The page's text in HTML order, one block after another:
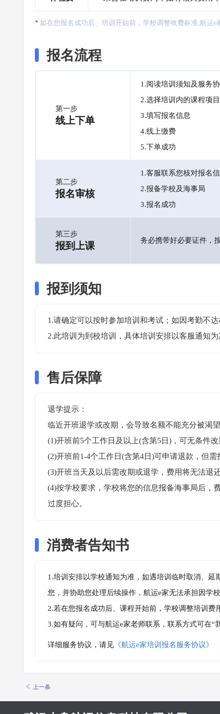
如在您报名成功后、培训开始前，学校调整收费标准,航运
报名流程
第一步
线上下单
1.阅读培训须知及服务
2.选择培训内的课程项目
3.填写报名信息
4.线上缴费
5.下单成功
第二步
报名审核
1.客服联系您核对报名
2.报备学校及海事局
3.报名成功
第三步
报到上课 务必携带好必要证件，
报到须知
1.请确定可以按时参加培训和考试；如因考勤不
2.此培训为到校培训，具体培训安排以客服通知
售后保障
退学提示：
临近开班退学或改期，会导致名额不能充分被渴
(1)开班前5个工作日及以上(含第5日)，可无条件
(2)开班前1-4个工作日(含第4日)可申请退款，但
(3)开班当天及以后需改期或退学，费用将无法退
(4)按学校要求，学校将您的信息报备海事局后，
过度担心。
消费者告知书
1.培训安排以学校通知为准，如遇培训临时取消、
您，并协助您处理后续操作，航运e家无法承担因学
2.若在您报名成功后、课程开始前，学校调整培训
3.如有疑问，可与航运e家老师联系，联系方式可在
详细服务协议，请见 《航运e家培训报名服务协议》
上一条